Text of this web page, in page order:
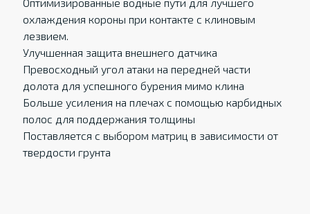
охлаждения короны при контакте с клиновым
лезвием.
Улучшенная защита внешнего датчика
Превосходный угол атаки на передней части
долота для успешного бурения мимо клина
Больше усиления на плечах с помощью карбидных
полос для поддержания толщины
Поставляется с выбором матриц в зависимости от
твердости грунта